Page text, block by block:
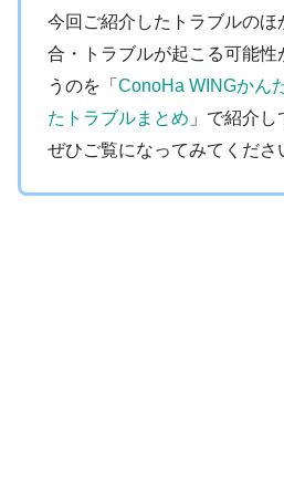
今回ご紹介したトラブルのほ
合・トラブルが起こる可能性
うのを「 ConoHa WINGかん
たトラブルまとめ 」で紹介し
ぜひご覧になってみてくださ